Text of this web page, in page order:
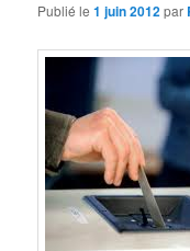
Publié le1 juin 2012par